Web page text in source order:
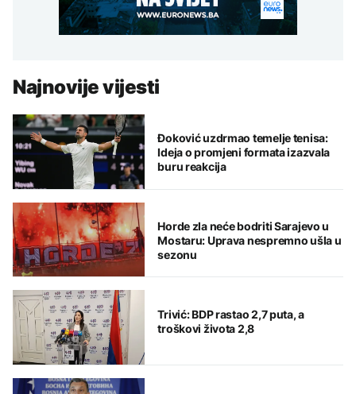
Najnovije vijesti
Đoković uzdrmao temelje tenisa:
Ideja o promjeni formata izazvala
buru reakcija
Horde zla neće bodriti Sarajevo u
Mostaru: Uprava nespremno ušla u
sezonu
Trivić: BDP rastao 2,7 puta, a
troškovi života 2,8